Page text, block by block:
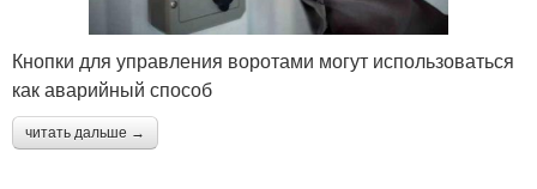
Кнопки для управления воротами могут использоваться
как аварийный способ
читать дальше →